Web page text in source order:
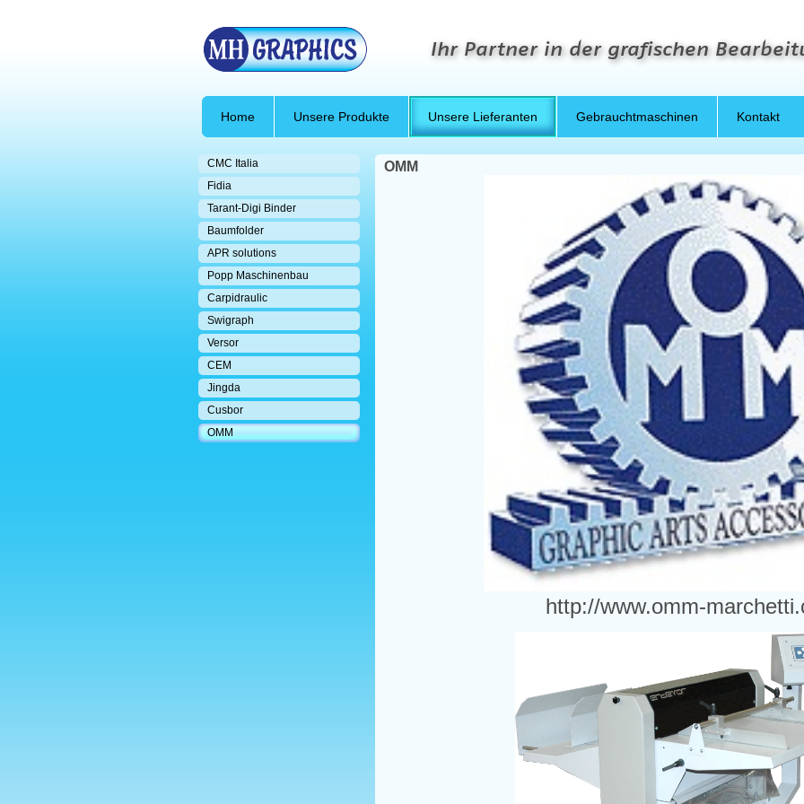
Ihr Partner in der grafischen
Home Unsere Produkte Unsere Lieferanten Gebrauchtmaschinen Kontakt
CMC Italia
Fidia
Tarant-Digi Binder
Baumfolder
APR solutions
Popp Maschinenbau
Carpidraulic
Swigraph
Versor
CEM
Jingda
Cusbor
OMM
OMM
http://www.omm-